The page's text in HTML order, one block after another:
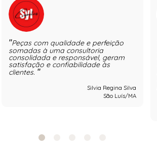
Peças com qualidade e perfeição
somadas à uma consultoria
consolidada e responsável, geram
satisfação e confiabilidade às
clientes.
Silvia Regina Silva
São Luís/MA